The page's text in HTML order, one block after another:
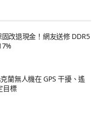
改退現金！網友送修 DDR5
蘭無人機在 GPS 干擾、遙
目標